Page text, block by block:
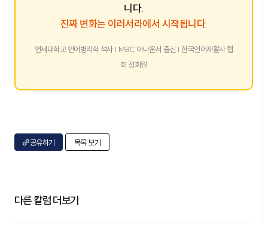
니다.
진짜 변화는 이러서라에서 시작됩니다.
연세대학교 언어병리학 석사 | MBC 아나운서 출신 | 한국언어재활사 협
회 정회원
공유하기 목록 보기
다른 칼럼 더보기